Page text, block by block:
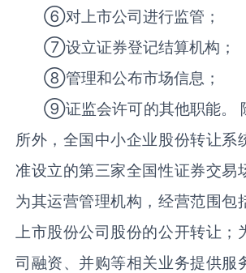
⑥对上市公司进行监管；
⑦设立证券登记结算机构；
⑧管理和公布市场信息；
⑨证监会许可的其他职能。
所外，全国中小企业股份转让系
准设立的第三家全国性证券交易
为其运营管理机构，经营范围包
上市股份公司股份的公开转让；
司融资、并购等相关业务提供服